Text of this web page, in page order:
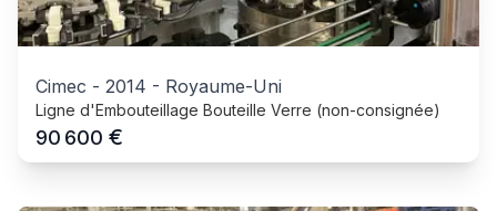
Cimec - 2014 - Royaume-Uni
Ligne d'Embouteillage Bouteille Verre (non-consignée)
90 600 €